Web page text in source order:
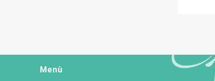
Menù